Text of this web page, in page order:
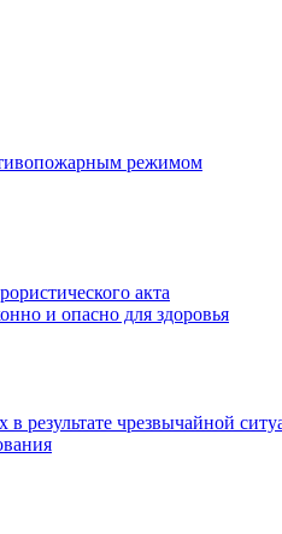
режимом
акта
и опасно для здоровья
результате чрезвычайной